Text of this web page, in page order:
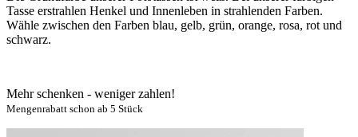
Tasse erstrahlen Henkel und Innenleben in strahlenden Farben.
Wähle zwischen den Farben blau, gelb, grün, orange, rosa, rot und
schwarz.
Mehr schenken - weniger zahlen!
Mengenrabatt schon ab 5 Stück